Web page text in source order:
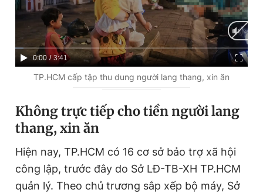
C
u
r
e
0:00 / D
u
a
n
3:41
TP.HCM cấp tập thu dung người lang thang, xin ăn
Không trực tiếp cho tiền người lang
thang, xin ăn
Hiện nay, TP.HCM có 16 cơ sở bảo trợ xã hội
công lập, trước đây do Sở LĐ-TB-XH TP.HCM
quản lý. Theo chủ trương sắp xếp bộ máy, Sở